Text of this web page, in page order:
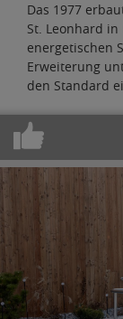
Das 1977
St. Leonhard
energetischen
Erweiterung
den Standard